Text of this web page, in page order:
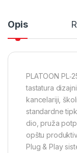
Opis
PLATOON
tastatura
kancelariji,
standardne
dio, pruža
opštu
Plug & Play